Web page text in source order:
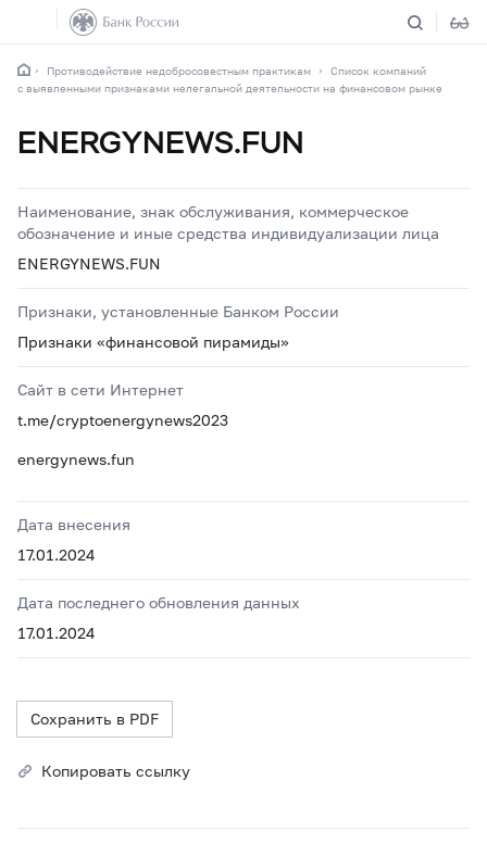
Противодействие недобросовестным практикам
Список компаний
с выявленными признаками нелегальной деятельности на финансовом рынке
ENERGYNEWS.FUN
Наименование, знак обслуживания, коммерческое
обозначение и иные средства индивидуализации лица
ENERGYNEWS.FUN
Признаки, установленные Банком России
Признаки «финансовой пирамиды»
Сайт в сети Интернет
t.me/cryptoenergynews2023
energynews.fun
Дата внесения
17.01.2024
Дата последнего обновления данных
17.01.2024
Сохранить в PDF
Копировать ссылку